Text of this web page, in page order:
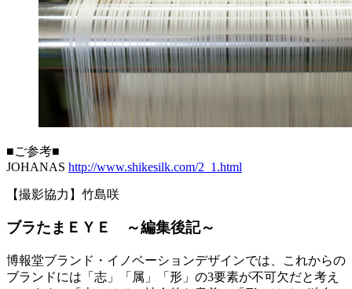
■ご参考■
JOHANAS http://www.shikesilk.com/2_1.html
【撮影協力】竹島咲
ブラたまＥＹＥ ～編集後記～
博報堂ブランド・イノベーションデザインでは、これからの
ブランドには「志」「属」「形」の3要素が不可欠だと考え